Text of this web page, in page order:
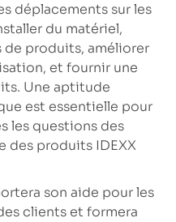
déplacements sur les
du matériel,
de produits, améliorer
et fournir une
Une aptitude
est essentielle pour
les questions des
des produits IDEXX
son aide pour les
clients et formera